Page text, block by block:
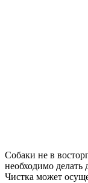
Собаки не в
необходимо делать
Чистка может